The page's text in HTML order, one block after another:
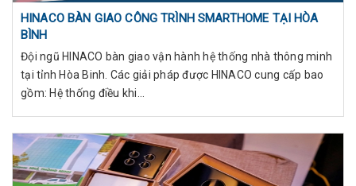
HINACO BÀN GIAO CÔNG TRÌNH SMARTHOME TẠI HÒA
BÌNH
Đội ngũ HINACO bàn giao vận hành hệ thống nhà thông minh
tại tỉnh Hòa Binh. Các giải pháp được HINACO cung cấp bao
gồm: Hệ thống điều khi...